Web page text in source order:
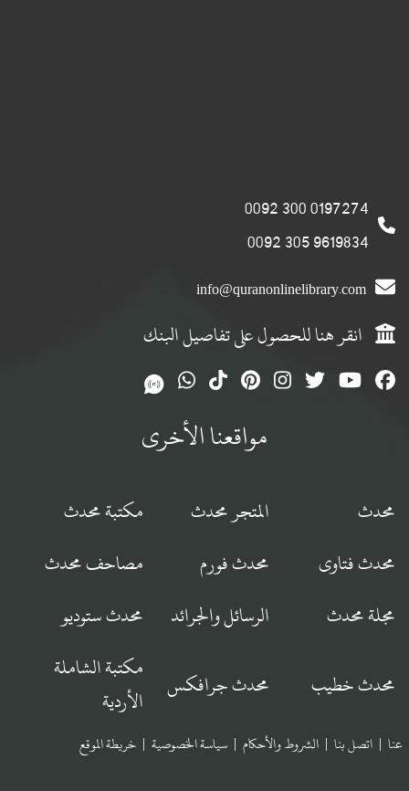
0197274 300 0092
9619834 305 0092
info@quranonlinelibrary.com
انقر هنا للحصول على تفاصيل البنك
مواقعنا الأخرى
محدث المتجر محدث
مكتبة محدث
محدث فتاوى
محدث فورم
مصاحف محدث
مجلة محدث
الرسائل والجرائد محدث ستوديو
محدث خطيب محدث جرافكس
مكتبة الشاملة
الأردية
عنا | اتصل بنا | الشروط والأحكام | سياسة الخصوصية | خريطة الموقع